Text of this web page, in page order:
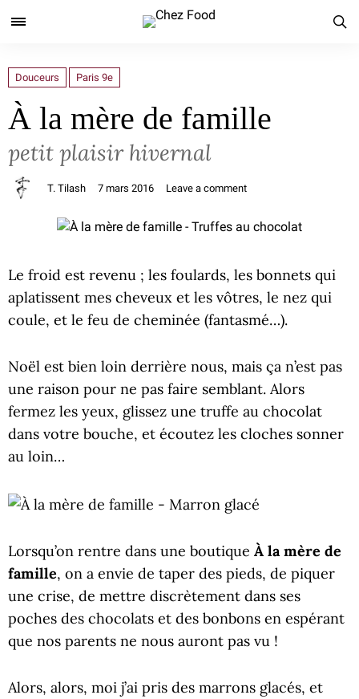
Douceurs Paris 9e
À la mère de famille
petit plaisir hivernal
T. Tilash 7 mars 2016 Leave a comment
Le froid est revenu ; les foulards, les bonnets qui
aplatissent mes cheveux et les vôtres, le nez qui
coule, et le feu de cheminée (fantasmé…).
Noël est bien loin derrière nous, mais ça n’est pas
une raison pour ne pas faire semblant. Alors
fermez les yeux, glissez une truffe au chocolat
dans votre bouche, et écoutez les cloches sonner
au loin…
Lorsqu’on rentre dans une boutique À la mère de
famille, on a envie de taper des pieds, de piquer
une crise, de mettre discrètement dans ses
poches des chocolats et des bonbons en espérant
que nos parents ne nous auront pas vu !
Alors, alors, moi j’ai pris des marrons glacés, et